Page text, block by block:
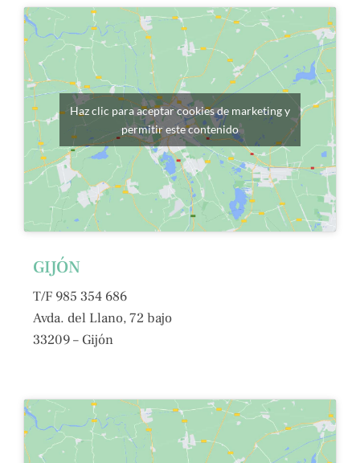
Haz clic para aceptar cookies de marketing y
permitir este contenido
GIJÓN
T/F 985 354 686
Avda. del Llano, 72 bajo
33209 – Gijón